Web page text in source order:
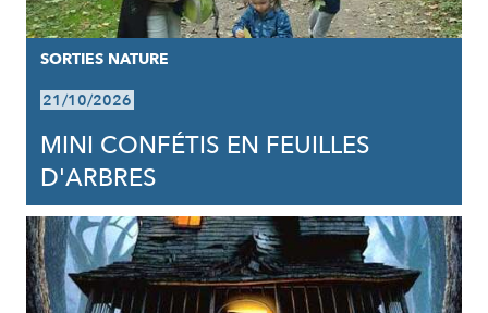
SORTIES NATURE
21/10/2026
MINI CONFÉTIS EN FEUILLES
D'ARBRES